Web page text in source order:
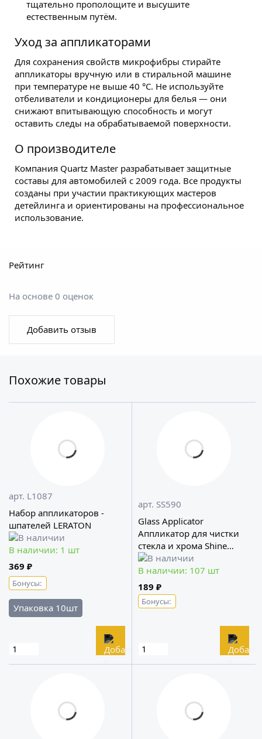
тщательно прополощите и высушите
естественным путём.
Уход за аппликаторами
Для сохранения свойств микрофибры стирайте
аппликаторы вручную или в стиральной машине
при температуре не выше 40 °C. Не используйте
отбеливатели и кондиционеры для белья — они
снижают впитывающую способность и могут
оставить следы на обрабатываемой поверхности.
О производителе
Компания Quartz Master разрабатывает защитные
составы для автомобилей с 2009 года. Все продукты
созданы при участии практикующих мастеров
детейлинга и ориентированы на профессиональное
использование.
Рейтинг
На основе 0 оценок
Добавить отзыв
Похожие товары
арт. L1087
Набор аппликаторов -
шпателей LERATON
В наличии: 1 шт
369 ₽
Бонусы:
Упаковка 10шт
арт. SS590
Glass Applicator
Аппликатор для чистки
стекла и хрома Shine
Systems
В наличии: 107 шт
189 ₽
Бонусы: